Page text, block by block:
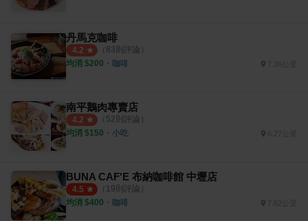
丹馬克咖啡
4.2 （ 83則評論）
均消 $200 ・ 咖啡
南平鵝肉專賣店
4.2 （ 52則評論）
均消 $150 ・ 小吃
BUNA CAF'E 布納咖啡館 中壢店
4.5 （ 19則評論）
均消 $400 ・ 咖啡